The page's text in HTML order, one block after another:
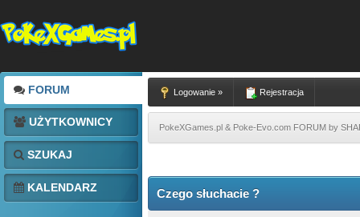
FORUM
UŻYTKOWNICY
SZUKAJ
KALENDARZ
Logowanie » Rejestracja
PokeXGames.pl & Poke-Evo.com FORUM by
Czego słuchacie ?